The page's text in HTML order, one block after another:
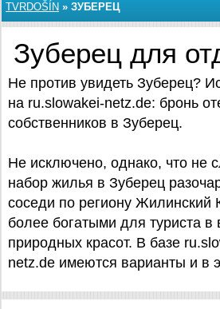
TVRDOŠÍN » ЗУБЕРЕЦ
Зуберец для
Не против увидеть Зуберец?
на ru.slowakei-netz.de: бронь
собственников в Зуберец.
Не исключено, однако, что не
набор жилья в Зуберец
соседи по региону Жилинский
более богатыми для туриста в
природных красот. В базе
netz.de имеются варианты и в